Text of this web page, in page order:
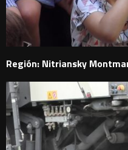
Región: Nitriansky